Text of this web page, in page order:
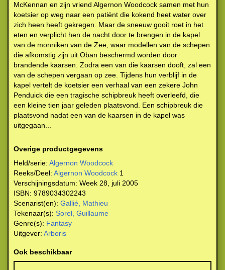
McKennan en zijn vriend Algernon Woodcock samen met hun
koetsier op weg naar een patiënt die kokend heet water over
zich heen heeft gekregen. Maar de sneeuw gooit roet in het
eten en verplicht hen de nacht door te brengen in de kapel
van de monniken van de Zee, waar modellen van de schepen
die afkomstig zijn uit Oban beschermd worden door
brandende kaarsen. Zodra een van die kaarsen dooft, zal een
van de schepen vergaan op zee. Tijdens hun verblijf in de
kapel vertelt de koetsier een verhaal van een zekere John
Penduick die een tragische schipbreuk heeft overleefd, die
een kleine tien jaar geleden plaatsvond. Een schipbreuk die
plaatsvond nadat een van de kaarsen in de kapel was
uitgegaan...
Overige productgegevens
Held/serie: Algernon Woodcock
Reeks/Deel: Algernon Woodcock 1
Verschijningsdatum: Week 28, juli 2005
ISBN: 9789034302243
Scenarist(en): Gallié, Mathieu
Tekenaar(s): Sorel, Guillaume
Genre(s): Fantasy
Uitgever: Arboris
Ook beschikbaar